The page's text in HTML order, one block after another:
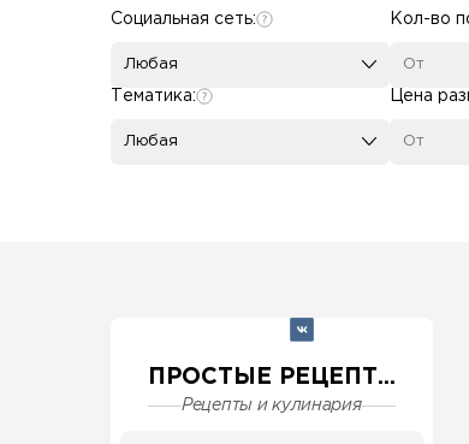
Тематика:
Любая
Социальная сеть:
Любая
Кол-во
Цена
ПРОСТЫЕ РЕЦЕПТ...
Рецепты и кулинария